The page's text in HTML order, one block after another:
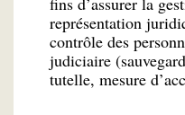
représentation
contrôle des
judiciaire
tutelle, mesure